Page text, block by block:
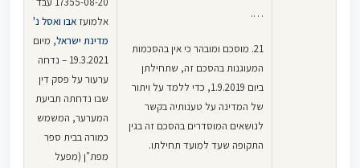
….
21. מוסכם ומובהר כי אין בהסכמות
המעוגנות בהסכם זה, שתחילתן
ביום 1.9.2019, כדי ללמד על ויתור
של המדינה על טענותיה בקשר
לנושאים המוסדרים בהסכם זה בגין
התקופה שעד למועד תחילתו.
אלמועז אבו ואסל נ'
מדינת ישראל, מיום
19.3.2021 – נדחה
ערעור על פסק דין
שבו נדחתה תביעת
המערער, המשמש
כמורה בבית ספר
מפת"ן (מפעל